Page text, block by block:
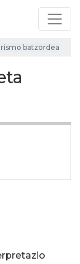
batzordea